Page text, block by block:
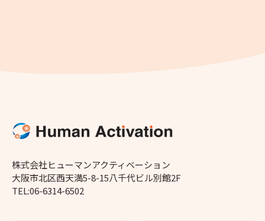
株式会社ヒューマンアクティベーション
大阪市北区西天満5-8-15八千代ビル別館2F
TEL:06-6314-6502